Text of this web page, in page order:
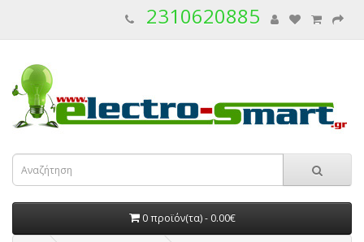
2310620885
0 προϊόν(τα) - 0.00€